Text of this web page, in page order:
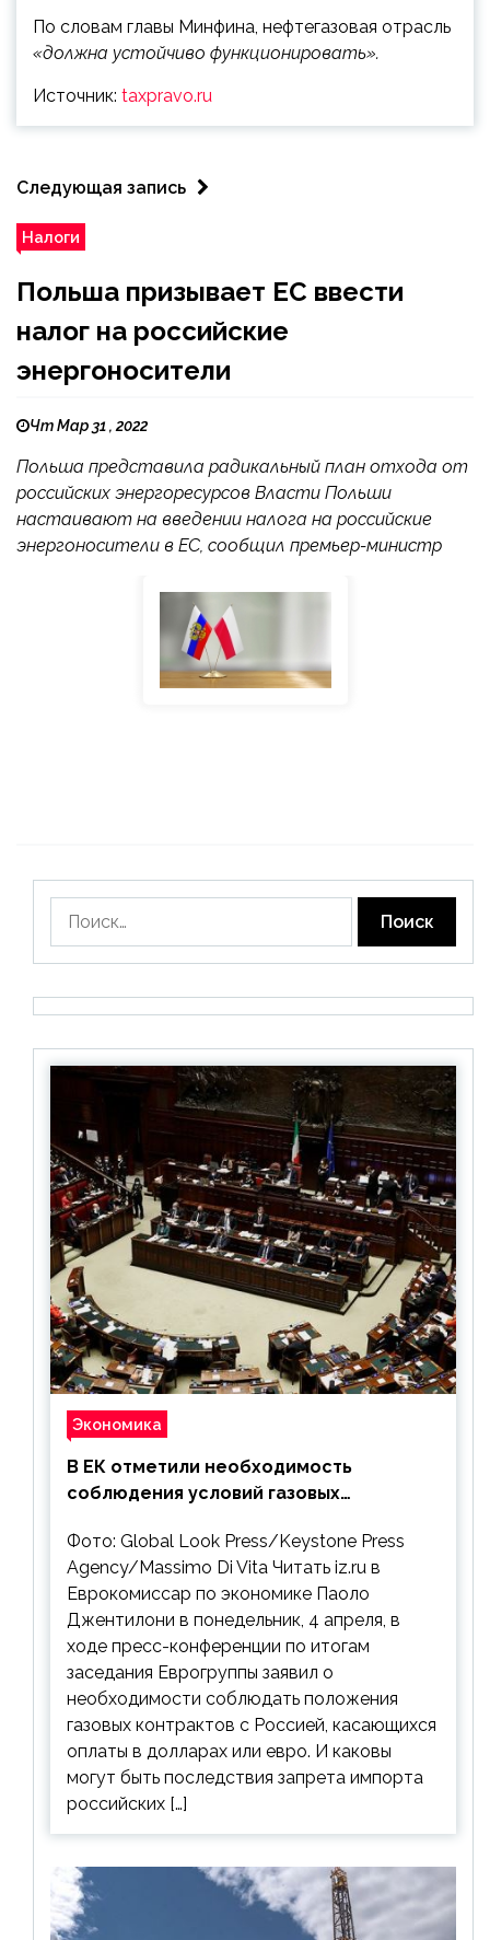
По словам главы Минфина, нефтегазовая отрасль
«должна устойчиво функционировать».
Источник: taxpravo.ru
Следующая запись
Налоги
Польша призывает ЕС ввести
налог на российские
энергоносители
Чт Мар 31 , 2022
Польша представила радикальный план отхода от
российских энергоресурсов Власти Польши
настаивают на введении налога на российские
энергоносители в ЕС, сообщил премьер-министр
Экономика
В ЕК отметили необходимость
соблюдения условий газовых
Фото: Global Look Press/Keystone Press
Agency/Massimo Di Vita Читать iz.ru в
Еврокомиссар по экономике Паоло
Джентилони в понедельник, 4 апреля, в
ходе пресс-конференции по итогам
заседания Еврогруппы заявил о
необходимости соблюдать положения
газовых контрактов с Россией, касающихся
оплаты в долларах или евро. И каковы
могут быть последствия запрета импорта
российских […]